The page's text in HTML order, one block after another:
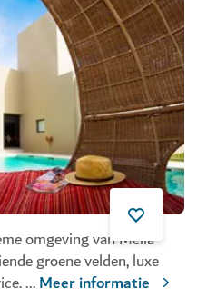
omgeving van Meliá
groene velden, luxe
...Meer informatie